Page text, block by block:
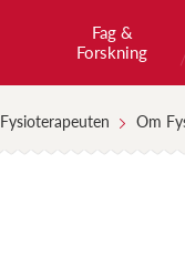
Fag &
Forskning
Fysioterapeuten Om